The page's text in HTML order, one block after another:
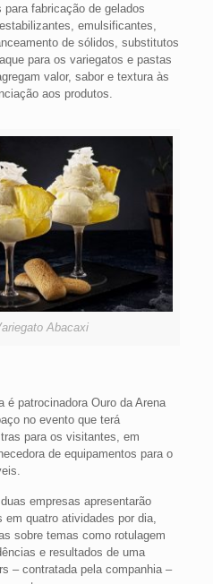
fabricação de gelados
emulsificantes,
de sólidos, substitutos
para os variegatos e pastas
valor, sabor e textura às
aos produtos.
Abacaxi
é patrocinadora Ouro da Arena
no evento que terá
para os visitantes, em
de equipamentos para o
empresas apresentarão
quatro atividades por dia,
sobre temas como rotulagem
e resultados de uma
– contratada pela companhia –